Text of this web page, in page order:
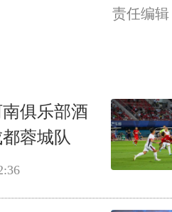
责任编
俱乐部酒
蓉城队